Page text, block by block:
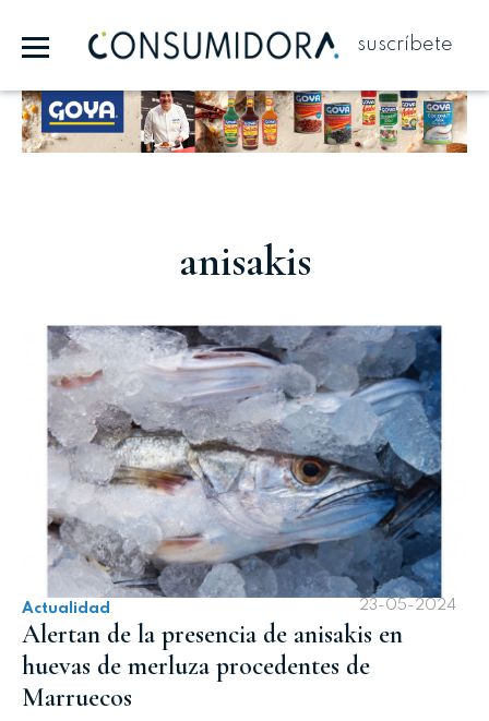
suscríbete
anisakis
Actualidad 23-05-2024
Alertan de la presencia de anisakis en
huevas de merluza procedentes de
Marruecos